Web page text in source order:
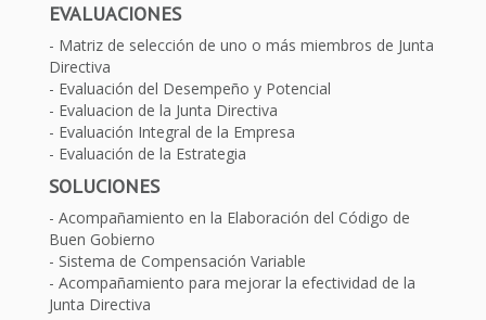
EVALUACIONES
Matriz de selección de uno o más miembros de Junta
Directiva
Evaluación del Desempeño y Potencial
Evaluacion de la Junta Directiva
Evaluación Integral de la Empresa
Evaluación de la Estrategia
SOLUCIONES
Acompañamiento en la Elaboración del Código de
Buen Gobierno
Sistema de Compensación Variable
Acompañamiento para mejorar la efectividad de la
Junta Directiva